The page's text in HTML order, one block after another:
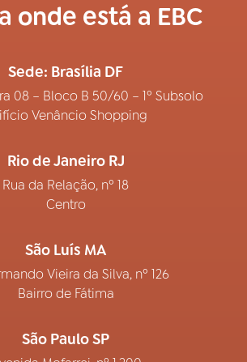
onde está a EBC
Sede: Brasília DF
08 – Bloco B 50/60 – 1º Subsolo
Venâncio Shopping
Rio de Janeiro RJ
Rua da Relação, nº 18
Centro
São Luís MA
Vieira da Silva, nº 126
Bairro de Fátima
São Paulo SP